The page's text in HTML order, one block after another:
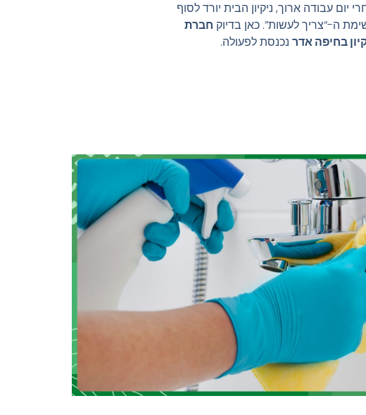
יום עבודה ארוך, ניקיון הבית יורד לסוף
ה-“צריך לעשות”. כאן בדיוק חברת
בחיפה אדרנכנסת לפעולה.